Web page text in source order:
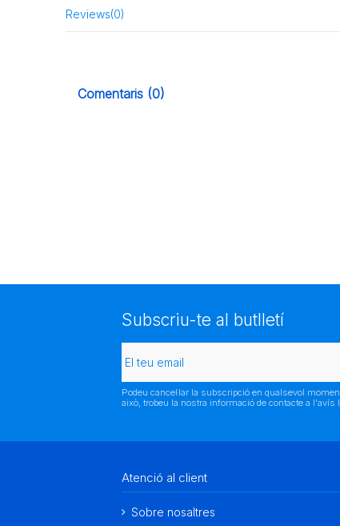
Reviews(0)
Comentaris (0)
Subscriu-te al butlletí
Podeu cancel·lar la subscripció en qualsevol
això, trobeu la nostra informació de contacte a l'avís
Atenció al client
Sobre nosaltres